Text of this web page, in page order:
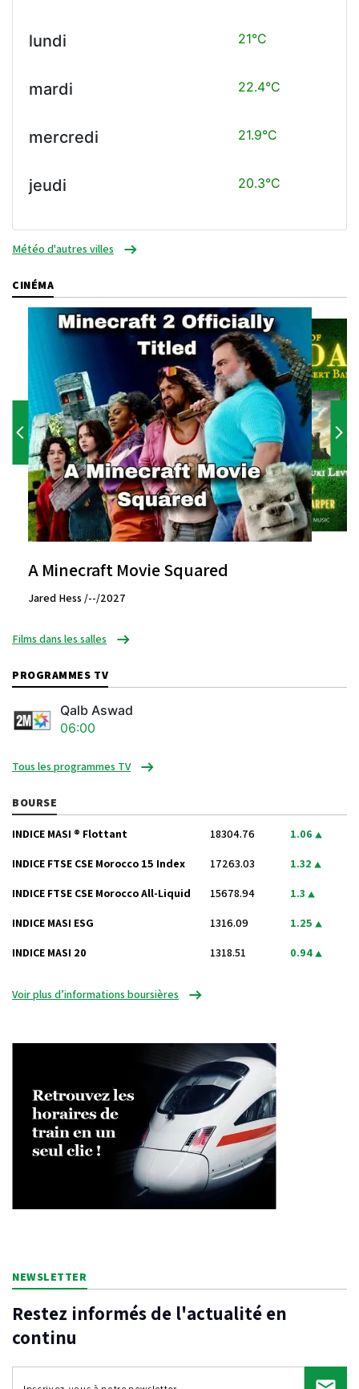
lundi 21°C
mardi 22.4°C
mercredi 21.9°C
jeudi 20.3°C
Météo d'autres villes
CINÉMA
A Minecraft Movie Squared
Jared Hess /--/2027
Films dans les salles
PROGRAMMES TV
Qalb Aswad
06:00
Tous les programmes TV
BOURSE
INDICE MASI ® Flottant 18304.76 1.06
INDICE FTSE CSE Morocco 15 Index 17263.03 1.32
INDICE FTSE CSE Morocco All-Liquid 15678.94 1.3
INDICE MASI ESG 1316.09 1.25
INDICE MASI 20 1318.51 0.94
Voir plus d’informations boursières
NEWSLETTER
Restez informés de l'actualité en
continu